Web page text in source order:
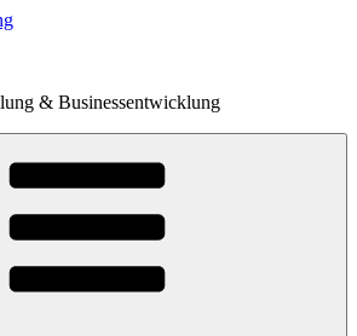
& Businessentwicklung